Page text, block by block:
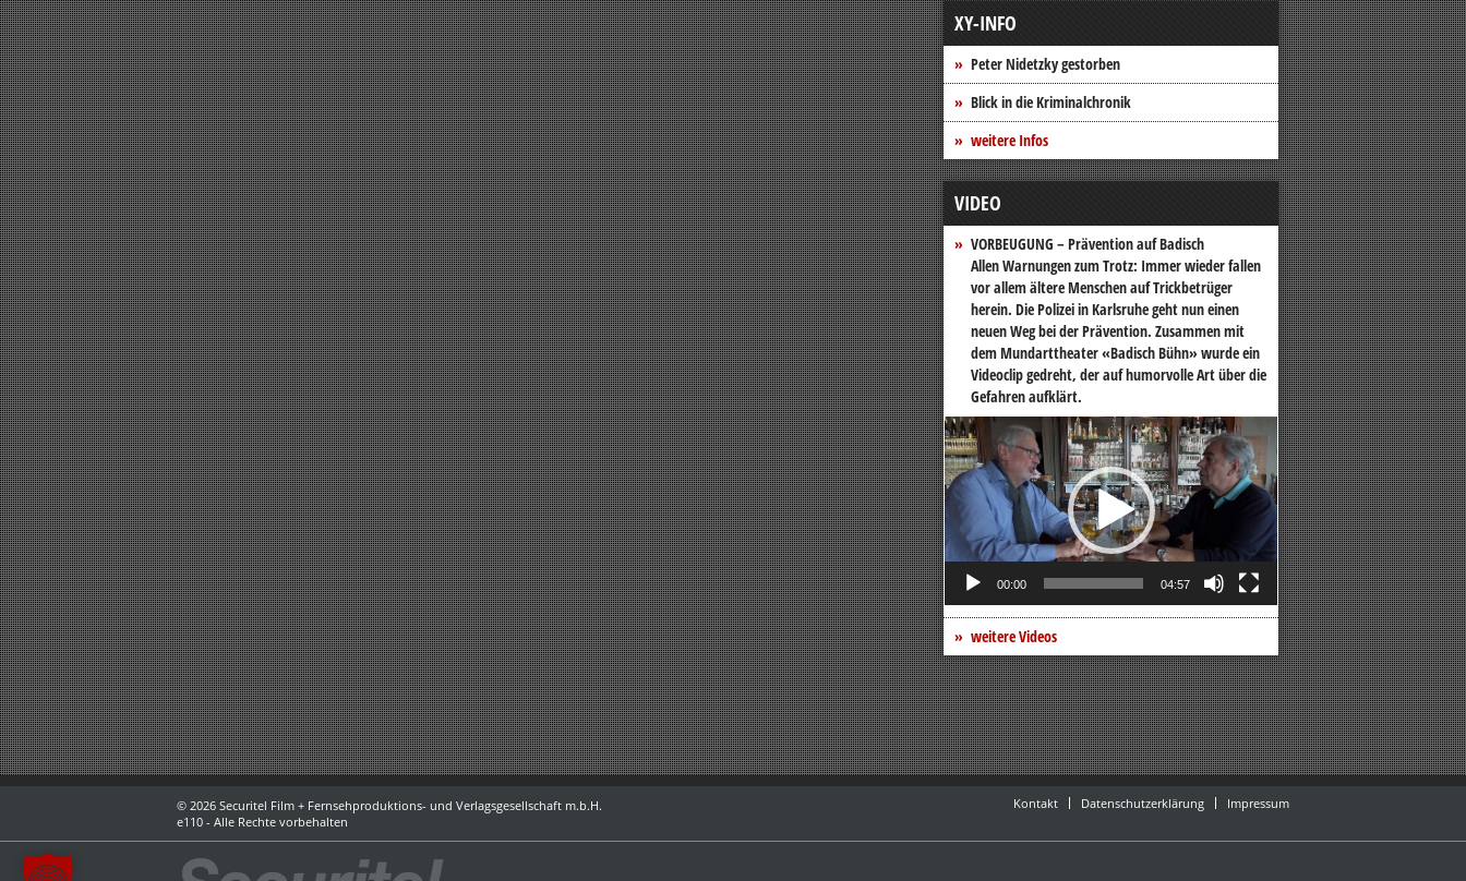
XY-INFO
Peter Nidetzky gestorben
Blick in die Kriminalchronik
weitere Infos
VIDEO
VORBEUGUNG – Prävention auf Badisch
Allen Warnungen zum Trotz: Immer wieder fallen
vor allem ältere Menschen auf Trickbetrüger
herein. Die Polizei in Karlsruhe geht nun einen
neuen Weg bei der Prävention. Zusammen mit
dem Mundarttheater «Badisch Bühn» wurde ein
Videoclip gedreht, der auf humorvolle Art über die
Gefahren aufklärt.
Video-
Player
00:00 04:57
weitere Videos
© 2026 Securitel Film + Fernsehproduktions- und Verlagsgesellschaft m.b.H.
e110 - Alle Rechte vorbehalten
Kontakt Datenschutzerklärung Impressum